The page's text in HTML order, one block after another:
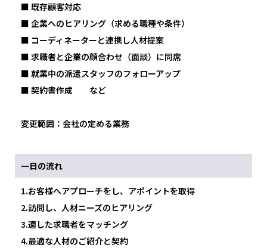
■ 既存顧客対応
■ 企業へのヒアリング（求める職種や条件）
■ コーディネーターと連携し人材提案
■ 求職者と企業の顔合わせ（面談）に同席
■ 就業中の派遣スタッフのフォローアップ
■ 契約書作成 など
変更範囲：会社の定める業務
一日の流れ
1.お客様へアプローチをし、アポイントを取得
2.訪問し、人材ニーズのヒアリング
3.適した求職者をマッチング
4.最適な人材のご紹介と契約